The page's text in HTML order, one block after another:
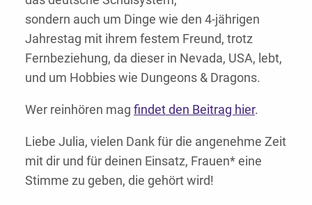
sondern auch um Dinge wie den 4-jährigen
Jahrestag mit ihrem festem Freund, trotz
Fernbeziehung, da dieser in Nevada, USA, lebt,
und um Hobbies wie Dungeons & Dragons.
Wer reinhören mag findet den Beitrag hier.
Liebe Julia, vielen Dank für die angenehme Zeit
mit dir und für deinen Einsatz, Frauen* eine
Stimme zu geben, die gehört wird!